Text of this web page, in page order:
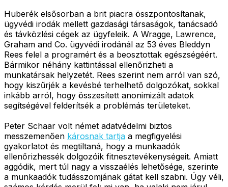
Huberék elsősorban a brit piacra összpontosítanak,
ügyvédi irodák mellett gazdasági társaságok, tanácsadó
és távközlési cégek az ügyfeleik. A Wragge, Lawrence,
Graham and Co. ügyvédi irodánál az 53 éves Bleddyn
Rees felel a programért és a beosztottak egészségéért.
Bármikor néhány kattintással ellenőrizheti a
munkatársak helyzetét. Rees szerint nem arról van szó,
hogy kiszűrjék a kevésbé terhelhető dolgozókat, sokkal
inkább arról, hogy összesített anonimizált adatok
segítségével felderítsék a problémás területeket.
Peter Schaar volt német adatvédelmi biztos
messzemenően károsnak tartja a megfigyelési
gyakorlatot és megtiltaná, hogy a munkaadók
ellenőrizhessék dolgozóik fitnesztevékenységeit. Amiatt
aggódik, mert túl nagy a visszaélés lehetősége, szerinte
a munkaadók tudásszomjának gátat kell szabni. Úgy véli,